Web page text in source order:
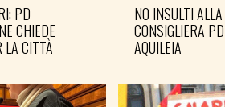
PD
CHIEDE
LA CITTÀ
NO INSULTI ALLA
CONSIGLIERA
AQUILEIA